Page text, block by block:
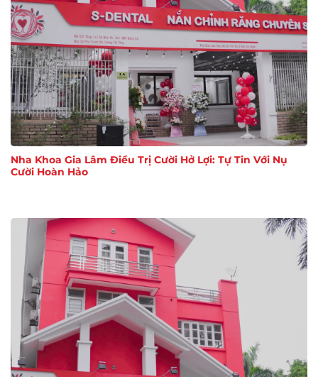
Nha Khoa Gia Lâm Điều Trị Cười Hở Lợi: Tự Tin Với Nụ
Cười Hoàn Hảo